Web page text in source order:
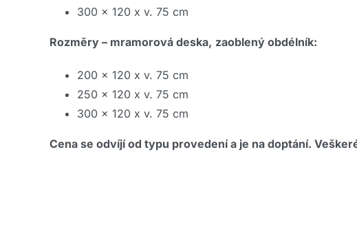
300 x 120 x v. 75 cm
Rozměry – mramorová deska, zaoblený obdélník:
200 x 120 x v. 75 cm
250 x 120 x v. 75 cm
300 x 120 x v. 75 cm
Cena se odvíjí od typu provedení a je na doptání.